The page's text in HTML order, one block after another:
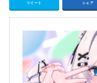
ツイート シェア